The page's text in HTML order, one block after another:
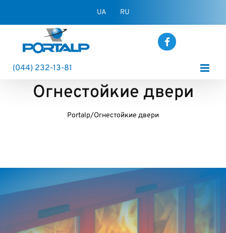
UA RU
(044) 232-13-81
Огнестойкие двери
Portalp/Огнестойкие двери